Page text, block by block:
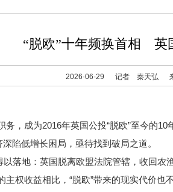
“脱欧”十年频换首相 英
2026-06-29 记者 秦天弘
成为2016年英国公投“脱欧”至今的10
陷低增长困局，亟待找到破局之道。
落地：英国脱离欧盟法院管辖，收回农
权收益相比，“脱欧”带来的现实代价也不